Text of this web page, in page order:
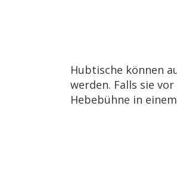
Hubtische können
werden. Falls sie
Hebebühne in